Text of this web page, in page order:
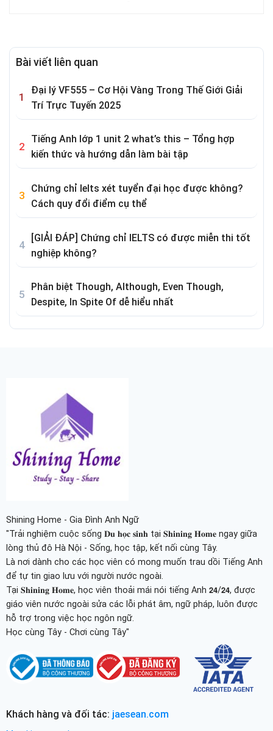
Bài viết liên quan
Đại lý VF555 – Cơ Hội Vàng Trong Thế Giới Giải
Trí Trực Tuyến 2025
Tiếng Anh lớp 1 unit 2 what’s this – Tổng hợp
kiến thức và hướng dẫn làm bài tập
Chứng chỉ Ielts xét tuyển đại học được không?
Cách quy đổi điểm cụ thể
[GIẢI ĐÁP] Chứng chỉ IELTS có được miễn thi tốt
nghiệp không?
Phân biệt Though, Although, Even Though,
Despite, In Spite Of dễ hiểu nhất
Shining Home - Gia Đình Anh Ngữ
"Trải nghiệm cuộc sống 𝐃𝐮 𝐡𝐨̣𝐜 𝐬𝐢𝐧𝐡 tại 𝐒𝐡𝐢𝐧𝐢𝐧𝐠 𝐇𝐨𝐦𝐞 ngay giữa
lòng thủ đô Hà Nội - Sống, học tập, kết nối cùng Tây.
Là nơi dành cho các học viên có mong muốn trau dồi Tiếng Anh
để tự tin giao lưu với người nước ngoài.
Tại 𝐒𝐡𝐢𝐧𝐢𝐧𝐠 𝐇𝐨𝐦𝐞, học viên thoải mái nói tiếng Anh 𝟮𝟰/𝟮𝟰, được
giáo viên nước ngoài sửa các lỗi phát âm, ngữ pháp, luôn được
hỗ trợ trong việc học ngôn ngữ.
Học cùng Tây - Chơi cùng Tây"
Khách hàng và đối tác: jaesean.com